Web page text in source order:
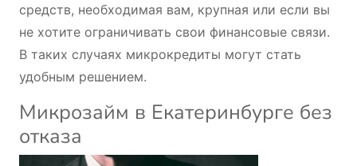
средств, необходимая вам, крупная или если вы
не хотите ограничивать свои финансовые связи.
В таких случаях микрокредиты могут стать
удобным решением.
Микрозайм в Екатеринбурге без
отказа